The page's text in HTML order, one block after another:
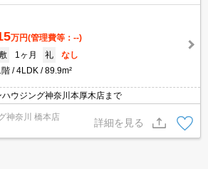
万円(管理費等：--)
1ヶ月 礼
なし
階
4LDK 89.9m²
ウジング神奈川本厚木店まで
神奈川 橋本店
詳細を見る